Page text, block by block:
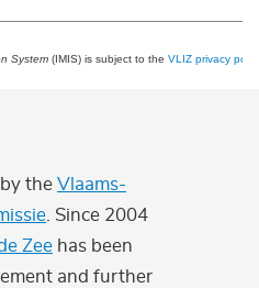
System (IMIS) is subject to the VLIZ privacy
the Vlaams-
. Since 2004
Zee has been
and further